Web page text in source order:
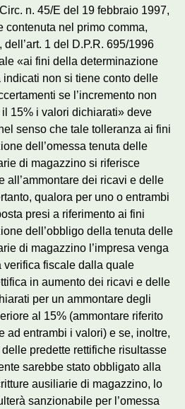
n. 45/E del 19 febbraio 1997,
contenuta nel primo comma,
dell’art. 1 del D.P.R. 695/1996
«ai fini della determinazione
indicati non si tiene conto delle
se l’incremento non
15% i valori dichiarati» deve
senso che tale tolleranza ai fini
dell’omessa tenuta delle
di magazzino si riferisce
all’ammontare dei ricavi e delle
qualora per uno o entrambi
presi a riferimento ai fini
dell’obbligo della tenuta delle
di magazzino l’impresa venga
verifica fiscale dalla quale
in aumento dei ricavi e delle
per un ammontare degli
al 15% (ammontare riferito
ad entrambi i valori) e se, inoltre,
predette rettifiche risultasse
sarebbe stato obbligato alla
ausiliarie di magazzino, lo
sanzionabile per l’omessa